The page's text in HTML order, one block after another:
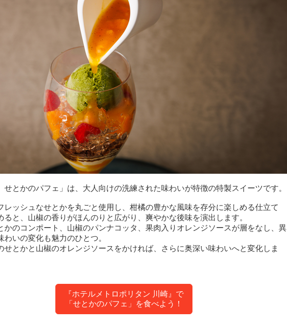
せとかのパフェ」は、大人向けの洗練された味わいが特徴の特製スイーツです。
レッシュなせとかを丸ごと使用し、柑橘の豊かな風味を存分に楽しめる仕立て
ると、山椒の香りがほんのりと広がり、爽やかな後味を演出します。
かのコンポート、山椒のパンナコッタ、果肉入りオレンジソースが層をなし、異
わいの変化も魅力のひとつ。
せとかと山椒のオレンジソースをかければ、さらに奥深い味わいへと変化しま
『ホテルメトロポリタン 川崎』で
「せとかのパフェ」を食べよう！